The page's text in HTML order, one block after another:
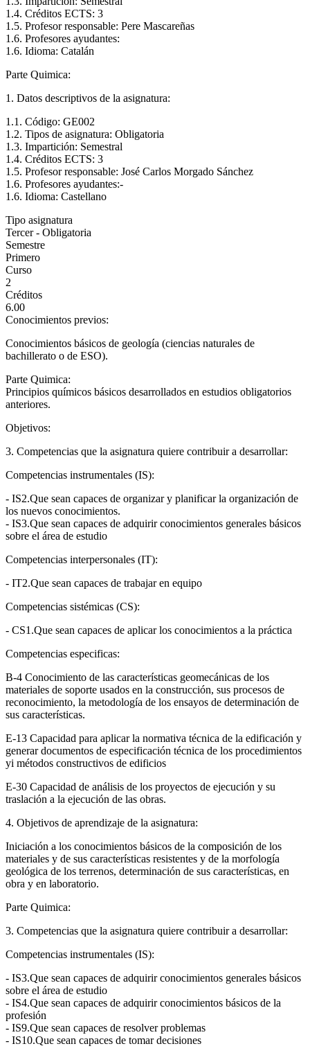
1.4. Créditos ECTS: 3
1.5. Profesor responsable: Pere Mascareñas
1.6. Profesores ayudantes:
1.6. Idioma: Catalán
Parte Quimica:
1. Datos descriptivos de la asignatura:
1.1. Código: GE002
1.2. Tipos de asignatura: Obligatoria
1.3. Impartición: Semestral
1.4. Créditos ECTS: 3
1.5. Profesor responsable: José Carlos Morgado Sánchez
1.6. Profesores ayudantes:-
1.6. Idioma: Castellano
Tipo asignatura
Tercer - Obligatoria
Semestre
Primero
Curso
2
Créditos
6.00
Conocimientos previos:
Conocimientos básicos de geología (ciencias naturales de
bachillerato o de ESO).
Parte Quimica:
Principios químicos básicos desarrollados en estudios obligatorios
anteriores.
Objetivos:
3. Competencias que la asignatura quiere contribuir a desarrollar:
Competencias instrumentales (IS):
- IS2.Que sean capaces de organizar y planificar la organización de
los nuevos conocimientos.
- IS3.Que sean capaces de adquirir conocimientos generales básicos
sobre el área de estudio
Competencias interpersonales (IT):
- IT2.Que sean capaces de trabajar en equipo
Competencias sistémicas (CS):
- CS1.Que sean capaces de aplicar los conocimientos a la práctica
Competencias especificas:
B-4 Conocimiento de las características geomecánicas de los
materiales de soporte usados en la construcción, sus procesos de
reconocimiento, la metodología de los ensayos de determinación de
sus características.
E-13 Capacidad para aplicar la normativa técnica de la edificación y
generar documentos de especificación técnica de los procedimientos
yi métodos constructivos de edificios
E-30 Capacidad de análisis de los proyectos de ejecución y su
traslación a la ejecución de las obras.
4. Objetivos de aprendizaje de la asignatura:
Iniciación a los conocimientos básicos de la composición de los
materiales y de sus características resistentes y de la morfología
geológica de los terrenos, determinación de sus características, en
obra y en laboratorio.
Parte Quimica:
3. Competencias que la asignatura quiere contribuir a desarrollar:
Competencias instrumentales (IS):
- IS3.Que sean capaces de adquirir conocimientos generales básicos
sobre el área de estudio
- IS4.Que sean capaces de adquirir conocimientos básicos de la
profesión
- IS9.Que sean capaces de resolver problemas
- IS10.Que sean capaces de tomar decisiones